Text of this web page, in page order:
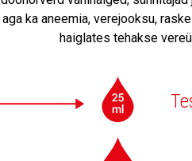
aga ka aneemia, verejooksu,
haiglates tehakse